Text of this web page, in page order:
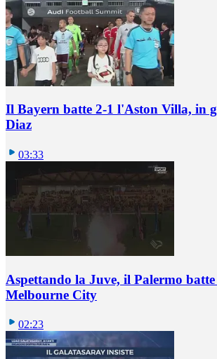
Il Bayern batte 2-1 l'Aston Villa, in
Diaz
03:33
Aspettando la Juve, il Palermo
Melbourne City
02:23